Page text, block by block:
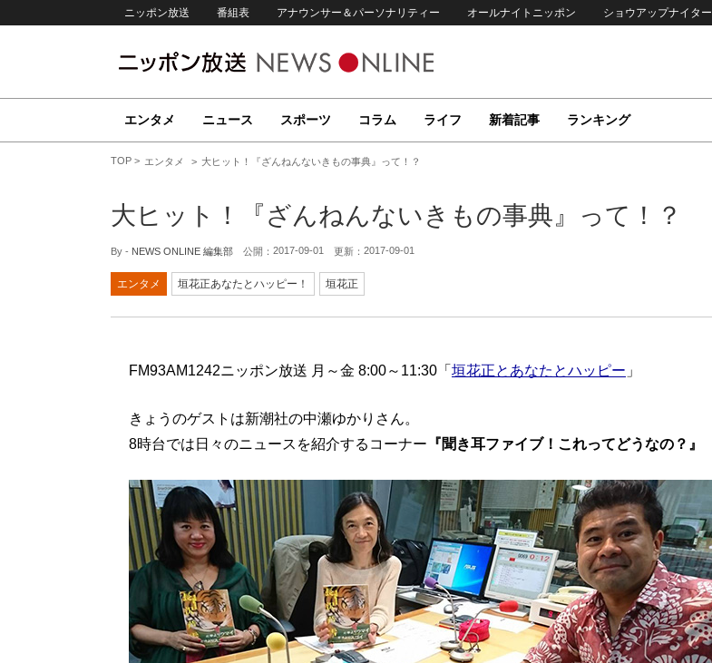
ニッポン放送 番組表 アナウンサー＆パーソナリティー オールナイトニッポン ショウアップナイター
エンタメ ニュース スポーツ コラム ライフ 新着記事 ランキング
TOP エンタメ 大ヒット！『ざんねんないきもの事典』って！？
大ヒット！『ざんねんないきもの事典』って！？
By - NEWS ONLINE 編集部 公開： 2017-09-01 更新： 2017-09-01
エンタメ 垣花正あなたとハッピー！ 垣花正
FM93AM1242ニッポン放送 月～金 8:00～11:30「 垣花正とあなたとハッピー 」
きょうのゲストは新潮社の中瀬ゆかりさん。
8時台では日々のニュースを紹介するコーナー 『聞き耳ファイブ！これってどうなの？』